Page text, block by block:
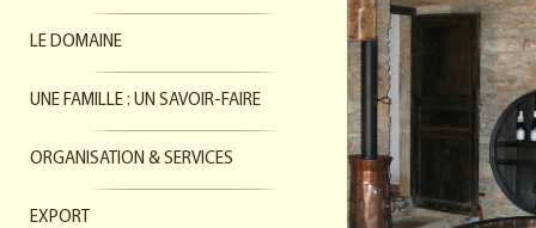
LE DOMAINE
UNE FAMILLE : UN SAVOIR-FAIRE
ORGANISATION & SERVICES
EXPORT